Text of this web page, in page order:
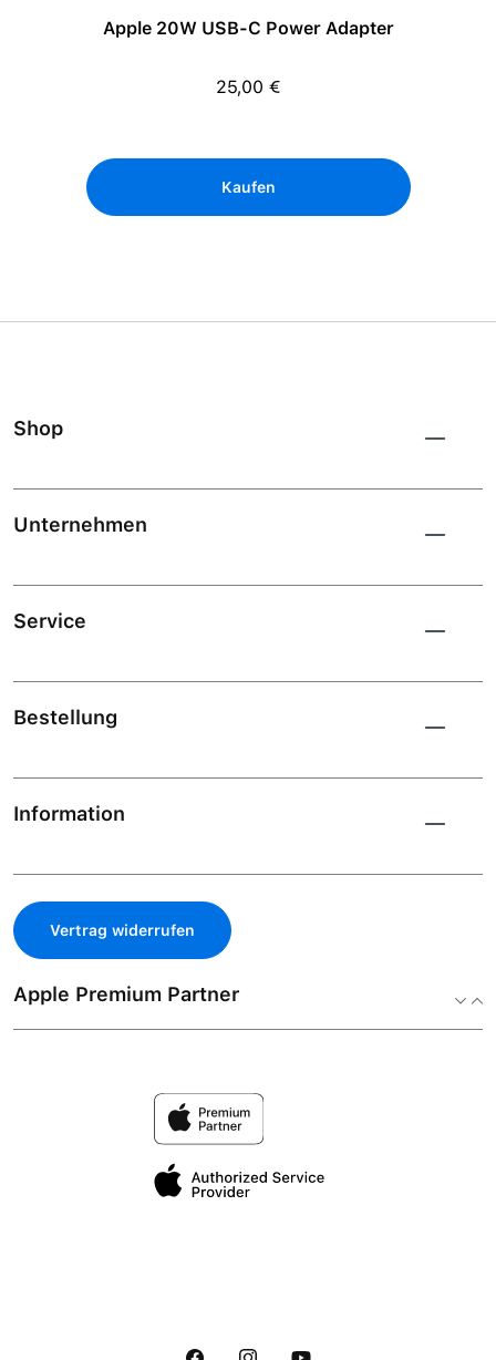
Apple 20W USB-C Power Adapter
Regulärer Preis:
25,00 €
Kaufen
Shop
Unternehmen
Service
Bestellung
Information
Vertrag widerrufen
Apple Premium Partner